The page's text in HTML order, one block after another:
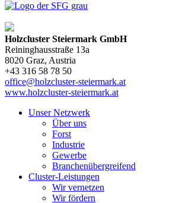
Holzcluster Steiermark GmbH
Reininghausstraße 13a
8020 Graz, Austria
+43 316 58 78 50
office@holzcluster-steiermark.at
www.holzcluster-steiermark.at
Unser Netzwerk
Über uns
Forst
Industrie
Gewerbe
Branchenübergreifend
Cluster-Leistungen
Wir vernetzen
Wir fördern